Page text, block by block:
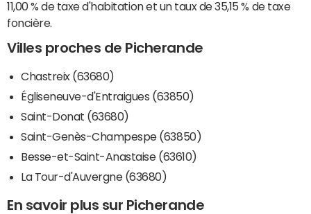
11,00 % de taxe d'habitation et un taux de 35,15 % de taxe
foncière.
Villes proches de Picherande
Chastreix (63680)
Égliseneuve-d'Entraigues (63850)
Saint-Donat (63680)
Saint-Genès-Champespe (63850)
Besse-et-Saint-Anastaise (63610)
La Tour-d'Auvergne (63680)
En savoir plus sur Picherande